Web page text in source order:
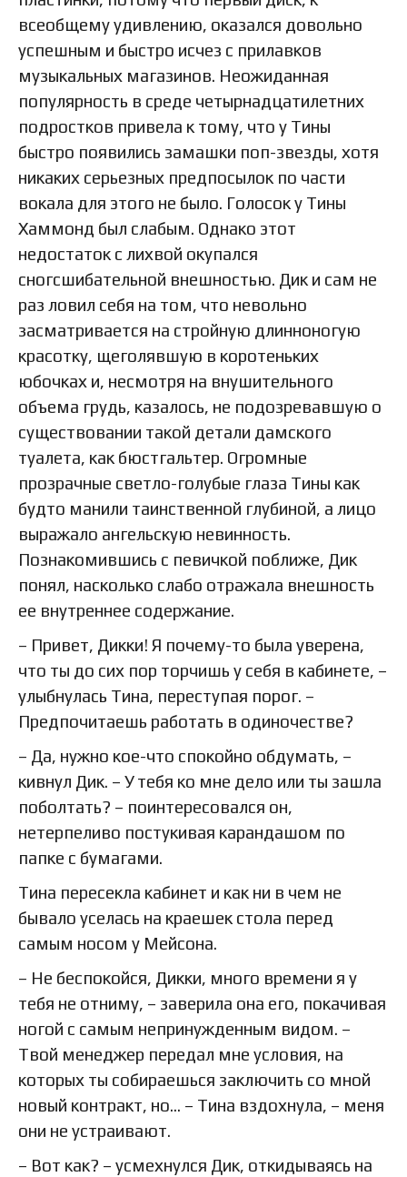
всеобщему удивлению, оказался довольно
успешным и быстро исчез с прилавков
музыкальных магазинов. Неожиданная
популярность в среде четырнадцатилетних
подростков привела к тому, что у Тины
быстро появились замашки поп-звезды, хотя
никаких серьезных предпосылок по части
вокала для этого не было. Голосок у Тины
Хаммонд был слабым. Однако этот
недостаток с лихвой окупался
сногсшибательной внешностью. Дик и сам не
раз ловил себя на том, что невольно
засматривается на стройную длинноногую
красотку, щеголявшую в коротеньких
юбочках и, несмотря на внушительного
объема грудь, казалось, не подозревавшую о
существовании такой детали дамского
туалета, как бюстгальтер. Огромные
прозрачные светло-голубые глаза Тины как
будто манили таинственной глубиной, а лицо
выражало ангельскую невинность.
Познакомившись с певичкой поближе, Дик
понял, насколько слабо отражала внешность
ее внутреннее содержание.
– Привет, Дикки! Я почему-то была уверена,
что ты до сих пор торчишь у себя в кабинете, –
улыбнулась Тина, переступая порог. –
Предпочитаешь работать в одиночестве?
– Да, нужно кое-что спокойно обдумать, –
кивнул Дик. – У тебя ко мне дело или ты зашла
поболтать? – поинтересовался он,
нетерпеливо постукивая карандашом по
папке с бумагами.
Тина пересекла кабинет и как ни в чем не
бывало уселась на краешек стола перед
самым носом у Мейсона.
– Не беспокойся, Дикки, много времени я у
тебя не отниму, – заверила она его, покачивая
ногой с самым непринужденным видом. –
Твой менеджер передал мне условия, на
которых ты собираешься заключить со мной
новый контракт, но… – Тина вздохнула, – меня
они не устраивают.
– Вот как? – усмехнулся Дик, откидываясь на